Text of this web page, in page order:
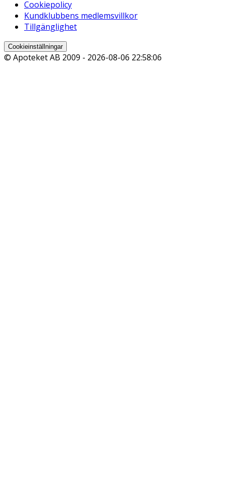
Cookiepolicy
Kundklubbens medlemsvillkor
Tillgänglighet
Cookieinställningar
© Apoteket AB 2009 - 2026-08-06 22:58:06